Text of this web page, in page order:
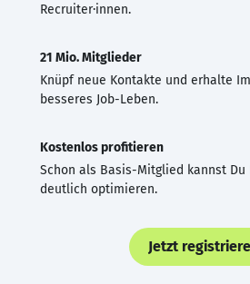
Recruiter·innen.
21 Mio. Mitglieder
Knüpf neue Kontakte und erhalte
besseres Job-Leben.
Kostenlos profitieren
Schon als Basis-Mitglied kannst Du
deutlich optimieren.
Jetzt